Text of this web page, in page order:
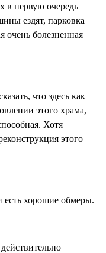
в первую очередь
ездят, парковка
очень болезненная
что здесь как
этого храма,
Хотя
этого
есть хорошие обмеры.